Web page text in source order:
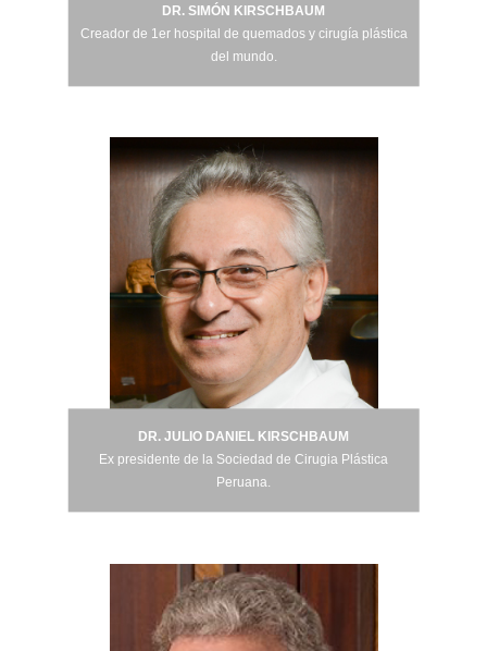
DR. SIMÓN KIRSCHBAUM
Creador de 1er hospital de quemados y cirugía plástica
del mundo.
DR. JULIO DANIEL KIRSCHBAUM
Ex presidente de la Sociedad de Cirugia Plástica
Peruana.